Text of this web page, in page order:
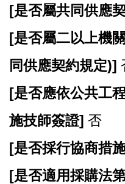
[是否屬共同供應
[是否屬二以上機
同供應契約規定)]
[是否應依公共工
施技師簽證] 否
[是否採行協商措
[是否適用採購法